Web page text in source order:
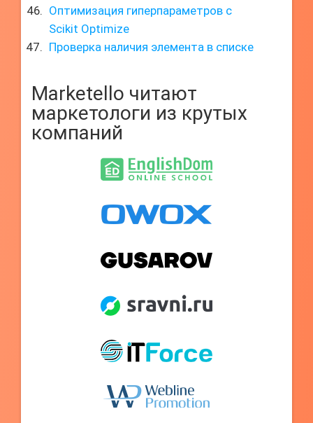
Оптимизация гиперпараметров с
Scikit Optimize
Проверка наличия элемента в списке
Marketello читают
маркетологи из крутых
компаний